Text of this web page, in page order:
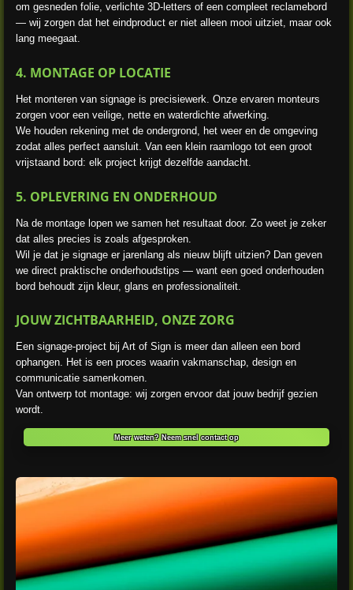
om gesneden folie, verlichte 3D-letters of een compleet reclamebord
— wij zorgen dat het eindproduct er niet alleen mooi uitziet, maar ook
lang meegaat.
4. MONTAGE OP LOCATIE
Het monteren van signage is precisiewerk. Onze ervaren monteurs
zorgen voor een veilige, nette en waterdichte afwerking.
We houden rekening met de ondergrond, het weer en de omgeving
zodat alles perfect aansluit. Van een klein raamlogo tot een groot
vrijstaand bord: elk project krijgt dezelfde aandacht.
5. OPLEVERING EN ONDERHOUD
Na de montage lopen we samen het resultaat door. Zo weet je zeker
dat alles precies is zoals afgesproken.
Wil je dat je signage er jarenlang als nieuw blijft uitzien? Dan geven
we direct praktische onderhoudstips — want een goed onderhouden
bord behoudt zijn kleur, glans en professionaliteit.
JOUW ZICHTBAARHEID, ONZE ZORG
Een signage-project bij Art of Sign is meer dan alleen een bord
ophangen. Het is een proces waarin vakmanschap, design en
communicatie samenkomen.
Van ontwerp tot montage: wij zorgen ervoor dat jouw bedrijf gezien
wordt.
Meer weten? Neem snel contact op